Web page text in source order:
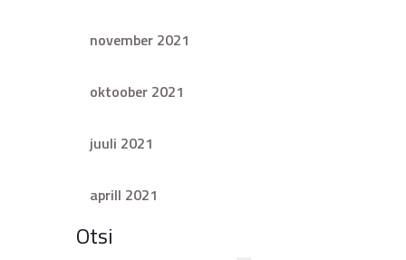
november 2021
oktoober 2021
juuli 2021
aprill 2021
Otsi